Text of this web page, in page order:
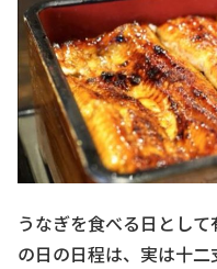
うなぎを食べる日とし
の日の日程は、実は十